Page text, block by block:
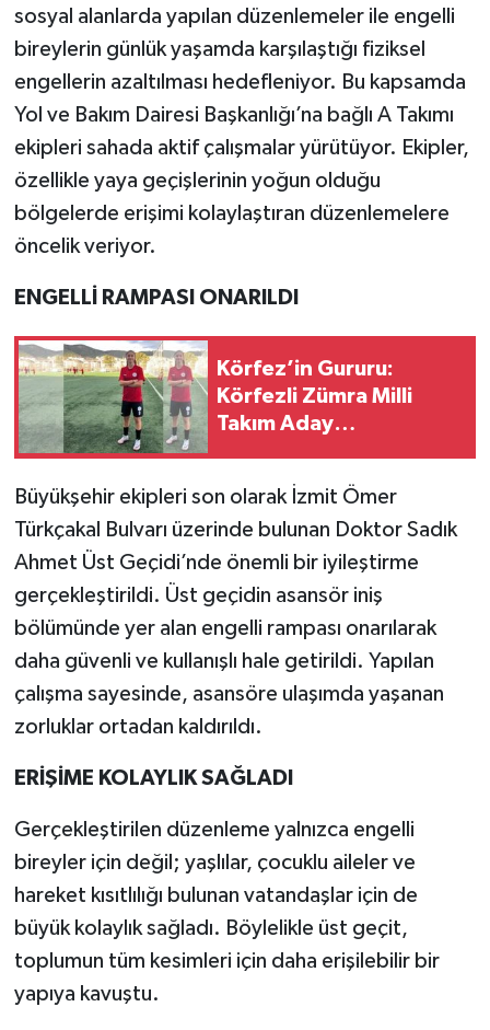
sosyal alanlarda yapılan düzenlemeler ile engelli
bireylerin günlük yaşamda karşılaştığı fiziksel
engellerin azaltılması hedefleniyor. Bu kapsamda
Yol ve Bakım Dairesi Başkanlığı’na bağlı A Takımı
ekipleri sahada aktif çalışmalar yürütüyor. Ekipler,
özellikle yaya geçişlerinin yoğun olduğu
bölgelerde erişimi kolaylaştıran düzenlemelere
öncelik veriyor.
ENGELLİ RAMPASI ONARILDI
Körfez’in Gururu:
Körfezli Zümra Milli
Takım Aday
Büyükşehir ekipleri son olarak İzmit Ömer
Türkçakal Bulvarı üzerinde bulunan Doktor Sadık
Ahmet Üst Geçidi’nde önemli bir iyileştirme
gerçekleştirildi. Üst geçidin asansör iniş
bölümünde yer alan engelli rampası onarılarak
daha güvenli ve kullanışlı hale getirildi. Yapılan
çalışma sayesinde, asansöre ulaşımda yaşanan
zorluklar ortadan kaldırıldı.
ERİŞİME KOLAYLIK SAĞLADI
Gerçekleştirilen düzenleme yalnızca engelli
bireyler için değil; yaşlılar, çocuklu aileler ve
hareket kısıtlılığı bulunan vatandaşlar için de
büyük kolaylık sağladı. Böylelikle üst geçit,
toplumun tüm kesimleri için daha erişilebilir bir
yapıya kavuştu.